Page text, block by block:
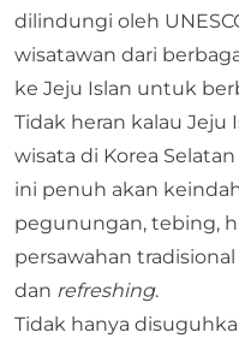
dilindungi oleh
wisatawan dari
ke Jeju Islan untuk
Tidak heran kalau
wisata di Korea
ini penuh akan
pegunungan, tebing,
persawahan
dan refreshing.
Tidak hanya